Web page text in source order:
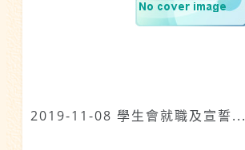
2019-11-08 學生會就職及宣誓...